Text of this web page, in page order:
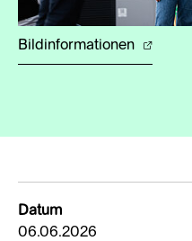
Bildinformationen
Datum
06.06.2026